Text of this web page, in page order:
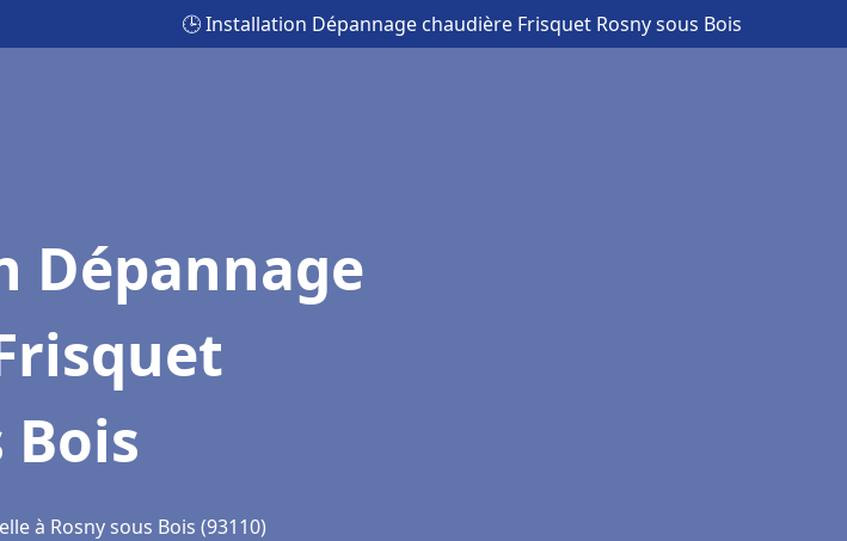
🕒 Installation Dépannage chaudière Frisquet Rosny sous Bois
Bois
à Rosny sous Bois (93110)